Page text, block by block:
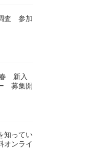
査 参加
春 新入
募集開
知ってい
オンライ